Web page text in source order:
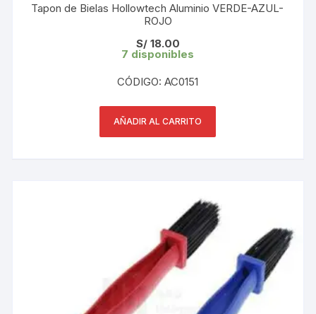
Tapon de Bielas Hollowtech Aluminio VERDE-AZUL-
ROJO
S/18.00
7 disponibles
CÓDIGO: AC0151
AÑADIR AL CARRITO